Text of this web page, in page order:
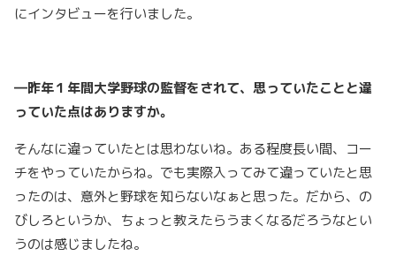
にインタビューを行いました。
―昨年１年間大学野球の監督をされて、思っていたことと違
っていた点はありますか。
そんなに違っていたとは思わないね。ある程度長い間、コー
チをやっていたからね。でも実際入ってみて違っていたと思
ったのは、意外と野球を知らないなぁと思った。だから、の
びしろというか、ちょっと教えたらうまくなるだろうなとい
うのは感じましたね。